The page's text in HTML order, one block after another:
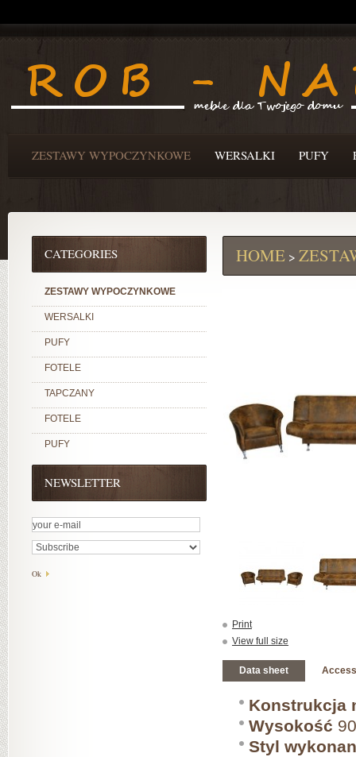
ZESTAWY WYPOCZYNKOWE WERSALKI PUFY
CATEGORIES
ZESTAWY WYPOCZYNKOWE
WERSALKI
PUFY
FOTELE
TAPCZANY
FOTELE
PUFY
NEWSLETTER
HOME >
Print
View full size
Data sheet
Konstrukcja
Wysokość
Styl